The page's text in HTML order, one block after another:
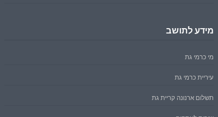
מידע לתושב
מי כרמי גת
עיריית כרמי גת
תשלום ארנונה קריית גת